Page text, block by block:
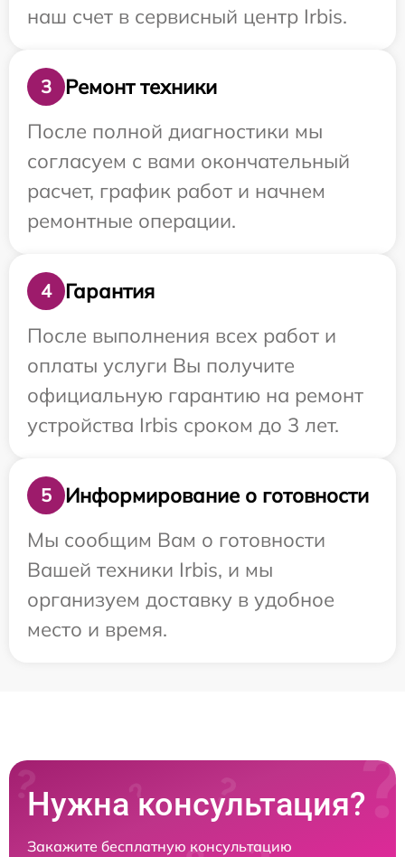
наш счет в сервисный центр Irbis.
3
Ремонт техники
После полной диагностики мы
согласуем с вами окончательный
расчет, график работ и начнем
ремонтные операции.
4
Гарантия
После выполнения всех работ и
оплаты услуги Вы получите
официальную гарантию на ремонт
устройства Irbis сроком до 3 лет.
5
Информирование о готовности
Мы сообщим Вам о готовности
Вашей техники Irbis, и мы
организуем доставку в удобное
место и время.
Нужна консультация?
Закажите бесплатную консультацию